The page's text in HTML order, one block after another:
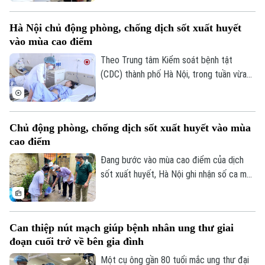
Quần vợt
Golf
Điện ảnh
Thời trang
Âm nhạc
Đã phát sóng
“Giải pháp nâng cao thị lực trong thời đại
Hà Nội chủ động phòng, chống dịch sốt xuất huyết
vào mùa cao điểm
Theo Trung tâm Kiểm soát bệnh tật
(CDC) thành phố Hà Nội, trong tuần vừa
truyền bệnh phát triển.
Chủ động phòng, chống dịch sốt xuất huyết vào mùa
cao điểm
Đang bước vào mùa cao điểm của dịch
sốt xuất huyết, Hà Nội ghi nhận số ca mắc
ngay từ mỗi gia đình, mỗi khu dân cư
được xem là giải pháp quan trọng để ngăn
chặn dịch lây lan.
Can thiệp nút mạch giúp bệnh nhân ung thư giai
đoạn cuối trở về bên gia đình
Một cụ ông gần 80 tuổi mắc ung thư đại